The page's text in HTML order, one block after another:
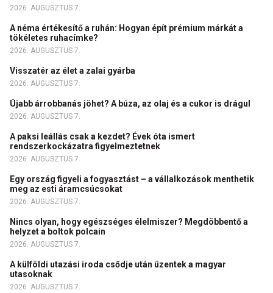
2026. AUGUSZTUS 7.
A néma értékesítő a ruhán: Hogyan épít prémium márkát a
tökéletes ruhacímke?
2026. AUGUSZTUS 7.
Visszatér az élet a zalai gyárba
2026. AUGUSZTUS 7.
Újabb árrobbanás jöhet? A búza, az olaj és a cukor is drágul
2026. AUGUSZTUS 7.
A paksi leállás csak a kezdet? Évek óta ismert
rendszerkockázatra figyelmeztetnek
2026. AUGUSZTUS 7.
Egy ország figyeli a fogyasztást – a vállalkozások menthetik
meg az esti áramcsúcsokat
2026. AUGUSZTUS 7.
Nincs olyan, hogy egészséges élelmiszer? Megdöbbentő a
helyzet a boltok polcain
2026. AUGUSZTUS 7.
A külföldi utazási iroda csődje után üzentek a magyar
utasoknak
2026. AUGUSZTUS 7.